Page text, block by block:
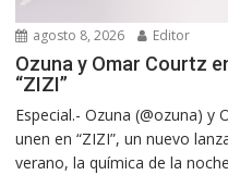
agosto 8, 2026 Editor
Ozuna y Omar Courtz
“ZIZI”
Especial.- Ozuna (@ozuna) y
unen en “ZIZI”, un nuevo
verano, la química de la